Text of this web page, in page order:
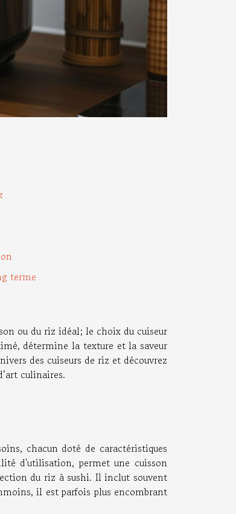
terme
ou du riz idéal; le choix du cuiseur
détermine la texture et la saveur
des cuiseurs de riz et découvrez
culinaires.
chacun doté de caractéristiques
d'utilisation, permet une cuisson
du riz à sushi. Il inclut souvent
il est parfois plus encombrant